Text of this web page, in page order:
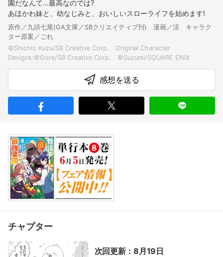
園だなんて…最高なのでは?
あほかわ妹と、幼なじみと、おいしいスローライフを始めます!
原作／九頭七尾(GA文庫／SBクリエイティブ刊) 漫画／涼 キャラク
ター原案／ごれ
©Shichio Kuzu/SB Creative Corp. Original Character
感想を送る
チャプター
次回更新：8月19日